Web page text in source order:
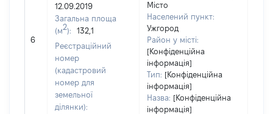
6
12.09.2019
Загальна площа
(м2):
132,1
Реєстраційний
номер
(кадастровий
номер для
земельної
ділянки):
Місто
Населений пункт:
Ужгород
Район у місті:
[Конфіденційна
інформація]
Тип: [Конфіденційна
інформація]
Назва: [Конфіденційна
інформація]